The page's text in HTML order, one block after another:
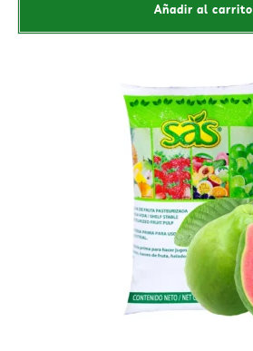
Añadir al carrito